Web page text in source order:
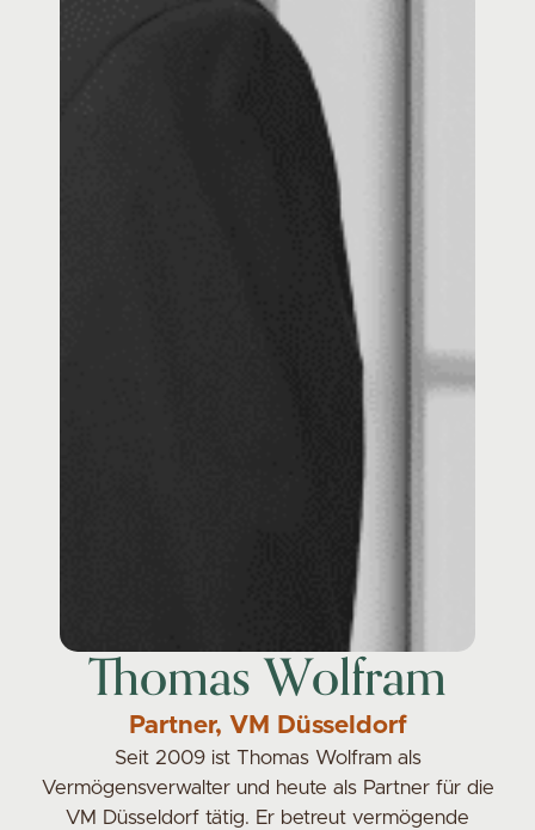
Thomas Wolfram
Partner, VM Düsseldorf
Seit 2009 ist Thomas Wolfram als
Vermögensverwalter und heute als Partner für die
VM Düsseldorf tätig. Er betreut vermögende